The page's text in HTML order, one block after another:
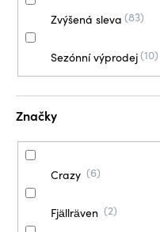
Zvýšená sleva 83
Sezónní výprodej 10
Značky
Crazy 6
Fjällräven 2